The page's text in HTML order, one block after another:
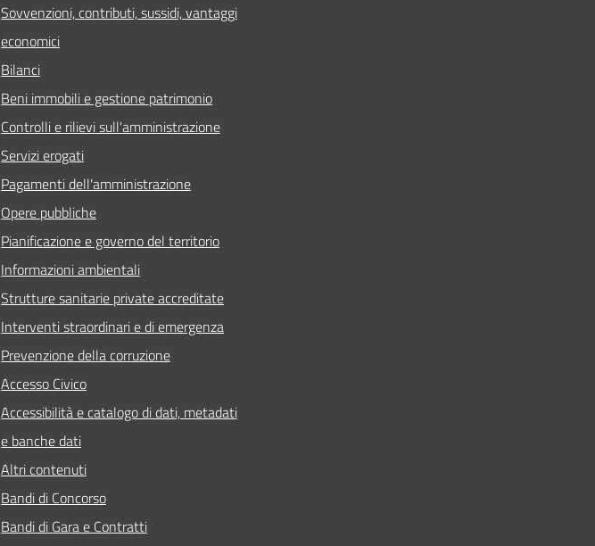
Sovvenzioni, contributi, sussidi, vantaggi
economici
Bilanci
Beni immobili e gestione patrimonio
Controlli e rilievi sull'amministrazione
Servizi erogati
Pagamenti dell'amministrazione
Opere pubbliche
Pianificazione e governo del territorio
Informazioni ambientali
Strutture sanitarie private accreditate
Interventi straordinari e di emergenza
Prevenzione della corruzione
Accesso Civico
Accessibilità e catalogo di dati, metadati
e banche dati
Altri contenuti
Bandi di Concorso
Bandi di Gara e Contratti